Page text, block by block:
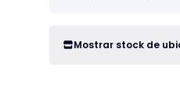
Mostrar stock de